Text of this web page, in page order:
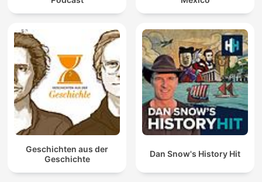
Geschichten aus der
Geschichte
Dan Snow's History Hit